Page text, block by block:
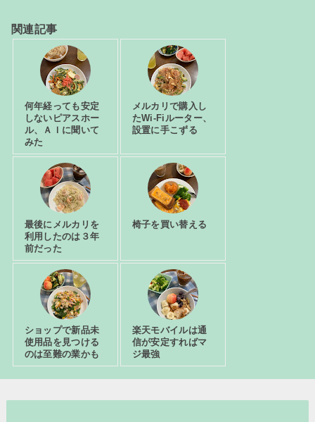
関連記事
何年経っても安定
しないピアスホー
ル、ＡＩに聞いて
みた
メルカリで購入し
たWi-Fiルーター、
設置に手こずる
最後にメルカリを
利用したのは３年
前だった
椅子を買い替える
ショップで新品未
使用品を見つける
のは至難の業かも
楽天モバイルは通
信が安定すればマ
ジ最強